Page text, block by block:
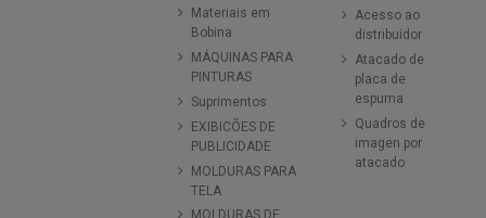
Materiais em
Bobina
MÁQUINAS PARA
PINTURAS
Suprimentos
EXIBICÕES DE
PUBLICIDADE
MOLDURAS PARA
TELA
Acesso ao
distribuidor
Atacado de
placa de
espuma
Quadros de
imagen por
atacado